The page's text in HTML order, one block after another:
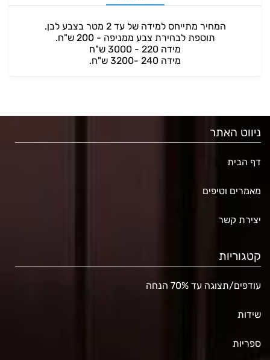
המחיר מתייחס למידה של עד 2 מטר בצבע לבן.
תוספת לבחירת צבע ממניפה - 200 ש"ח.
מידה 220 - 3000 ש"ח
מידה 240 -3200 ש"ח.
ניווט האתר
דף הבית
מאמרים וטיפים
יצירת קשר
קטגוריות
עודפים/תצוגה עד 70% הנחה
שידות
ספריות